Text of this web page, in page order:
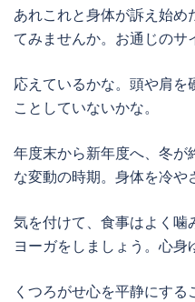
あれこれと身体が訴え始め
てみませんか。お通じのサ
応えているかな。頭や肩を
ことしていないかな。
年度末から新年度へ、冬が
な変動の時期。身体を冷や
気を付けて、食事はよく噛
ヨーガをしましょう。心身
くつろがせ心を平静にする